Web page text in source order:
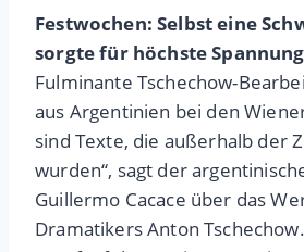
Festwochen: Selbst eine
sorgte für höchste Spannung
Fulminante Tschechow-
aus Argentinien bei den
sind Texte, die außerhalb der
wurden“, sagt der
Guillermo Cacace über das
Dramatikers Anton